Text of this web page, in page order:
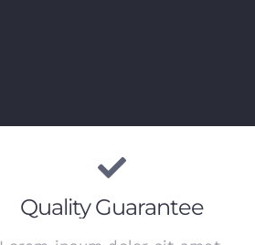
Quality Guarantee